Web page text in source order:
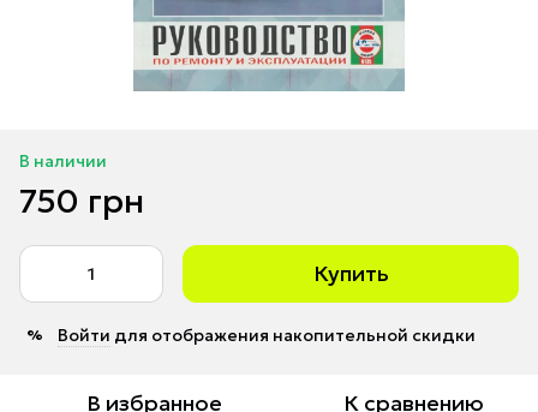
В наличии
750 грн
Купить
% Войти для отображения накопительной скидки
В избранное К сравнению